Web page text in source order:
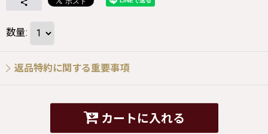
数量:
返品特約に関する重要事項
カートに入れる